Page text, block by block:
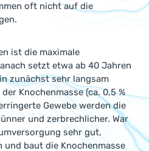
oft nicht auf die
ist die maximale
setzt etwa ab 40 Jahren
zunächst sehr langsam
Knochenmasse (ca. 0,5 %
Gewebe werden die
und zerbrechlicher. War
sehr gut,
baut die Knochenmasse